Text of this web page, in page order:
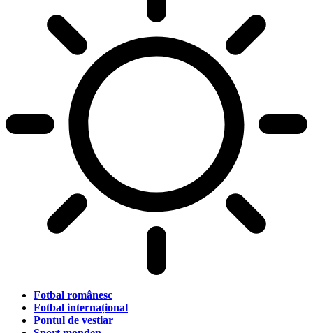
Fotbal românesc
Fotbal internațional
Pontul de vestiar